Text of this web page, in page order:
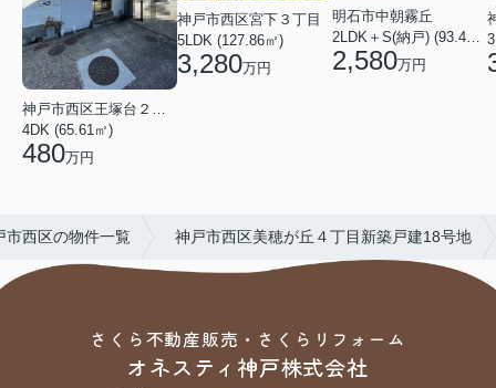
神戸市西区王塚台２丁目
4DK (65.61㎡)
480万円
神戸市西区宮下３丁目
5LDK (127.86㎡)
3,280万円
明石市中朝霧丘
2LDK＋S(納戸) (93.42㎡)
2,580万円
市西区の物件一覧 神戸市西区美穂が丘４丁目新築戸建18号地
さくら不動産販売・さくらリフォーム
オネスティ神戸株式会社